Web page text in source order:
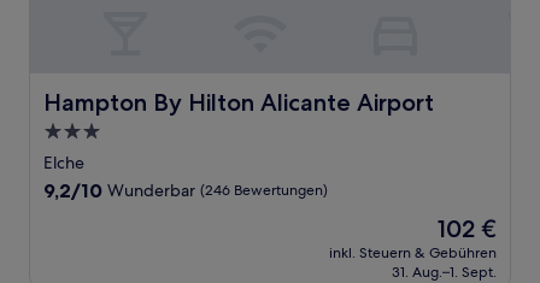
Hampton By Hilton Alicante Airport
Hampton By Hilton Alicante Airport
3.0-
Sterne-
Unterkunft
Elche
9.2
9,2/10 Wunderbar (246 Bewertungen)
Der
Preis
beträgt
102 €
inkl. Steuern & Gebühren
31. Aug.–1. Sept.